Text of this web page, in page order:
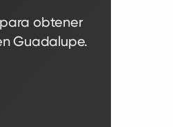
obtener
Guadalupe.